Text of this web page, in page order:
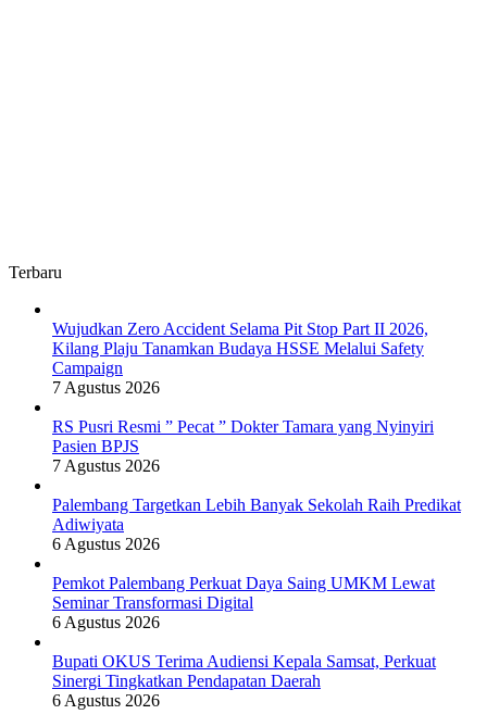
Terbaru
Wujudkan Zero Accident Selama Pit Stop Part II 2026,
Kilang Plaju Tanamkan Budaya HSSE Melalui Safety
Campaign
7 Agustus 2026
RS Pusri Resmi ” Pecat ” Dokter Tamara yang Nyinyiri
Pasien BPJS
7 Agustus 2026
Palembang Targetkan Lebih Banyak Sekolah Raih Predikat
Adiwiyata
6 Agustus 2026
Pemkot Palembang Perkuat Daya Saing UMKM Lewat
Seminar Transformasi Digital
6 Agustus 2026
Bupati OKUS Terima Audiensi Kepala Samsat, Perkuat
Sinergi Tingkatkan Pendapatan Daerah
6 Agustus 2026